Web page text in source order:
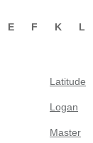
E F K L
Latitude
Logan
Master